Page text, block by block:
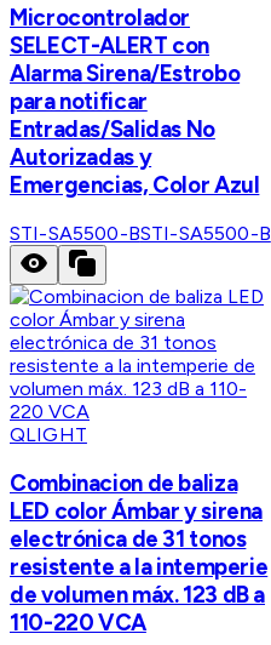
Microcontrolador
SELECT-ALERT con
Alarma Sirena/Estrobo
para notificar
Entradas/Salidas No
Autorizadas y
Emergencias, Color Azul
STI-SA5500-BSTI-SA5500-B
QLIGHT
Combinacion de baliza
LED color Ámbar y sirena
electrónica de 31 tonos
resistente a la intemperie
de volumen máx. 123 dB a
110-220 VCA